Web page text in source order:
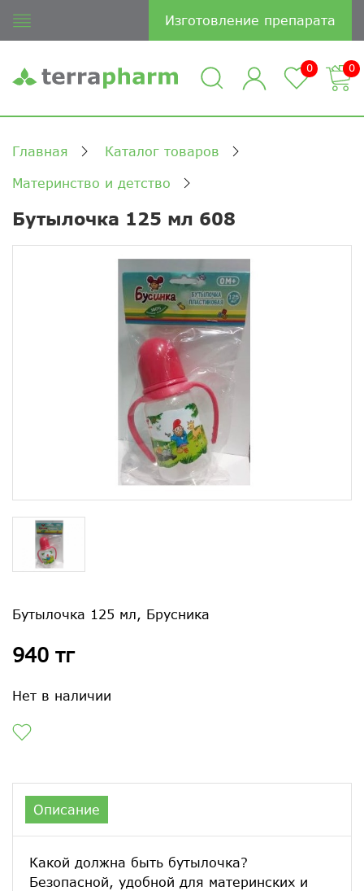
Изготовление препарата
0 0
Главная Каталог товаров
Материнство и детство
Бутылочка 125 мл 608
Бутылочка 125 мл, Брусника
940 тг
Нет в наличии
Описание
Какой должна быть бутылочка?
Безопасной, удобной для материнских и